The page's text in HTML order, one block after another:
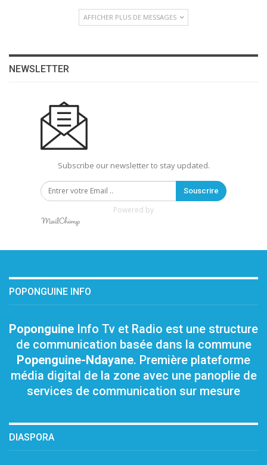
AFFICHER PLUS DE MESSAGES
NEWSLETTER
Subscribe our newsletter to stay updated.
Souscrire
Powered by
POPONGUINE INFO
Poponguine Info Tv et Radio est une structure
de communication basée dans la commune
Popenguine-Ndayane. Première plateforme
média digital de la zone avec une panoplie de
services de communication sur mesure
DIASPORA